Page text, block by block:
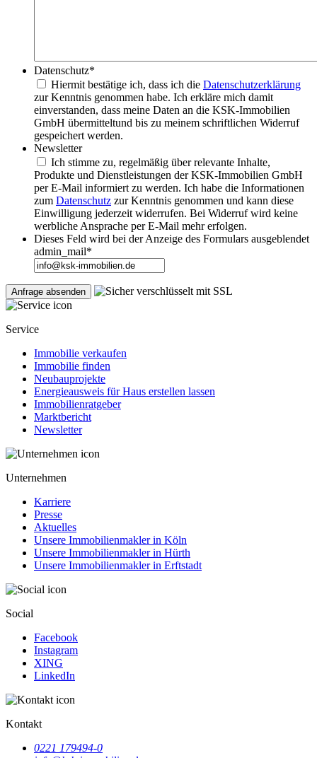
Datenschutz*
Hiermit bestätige ich, dass ich die Datenschutzerklärung
zur Kenntnis genommen habe. Ich erkläre mich damit
einverstanden, dass meine Daten an die KSK-Immobilien
GmbH übermitteltund bis zu meinem schriftlichen Widerruf
gespeichert werden.
Newsletter
Ich stimme zu, regelmäßig über relevante Inhalte,
Produkte und Dienstleistungen der KSK-Immobilien GmbH
per E-Mail informiert zu werden. Ich habe die Informationen
zum Datenschutz zur Kenntnis genommen und kann diese
Einwilligung jederzeit widerrufen. Bei Widerruf wird keine
werbliche Ansprache per E-Mail mehr erfolgen.
Dieses Feld wird bei der Anzeige des Formulars ausgeblendet
admin_mail*
Service
Immobilie verkaufen
Immobilie finden
Neubauprojekte
Energieausweis für Haus erstellen lassen
Immobilienratgeber
Marktbericht
Newsletter
Unternehmen
Karriere
Presse
Aktuelles
Unsere Immobilienmakler in Köln
Unsere Immobilienmakler in Hürth
Unsere Immobilienmakler in Erftstadt
Social
Facebook
Instagram
XING
LinkedIn
Kontakt
0221 179494-0